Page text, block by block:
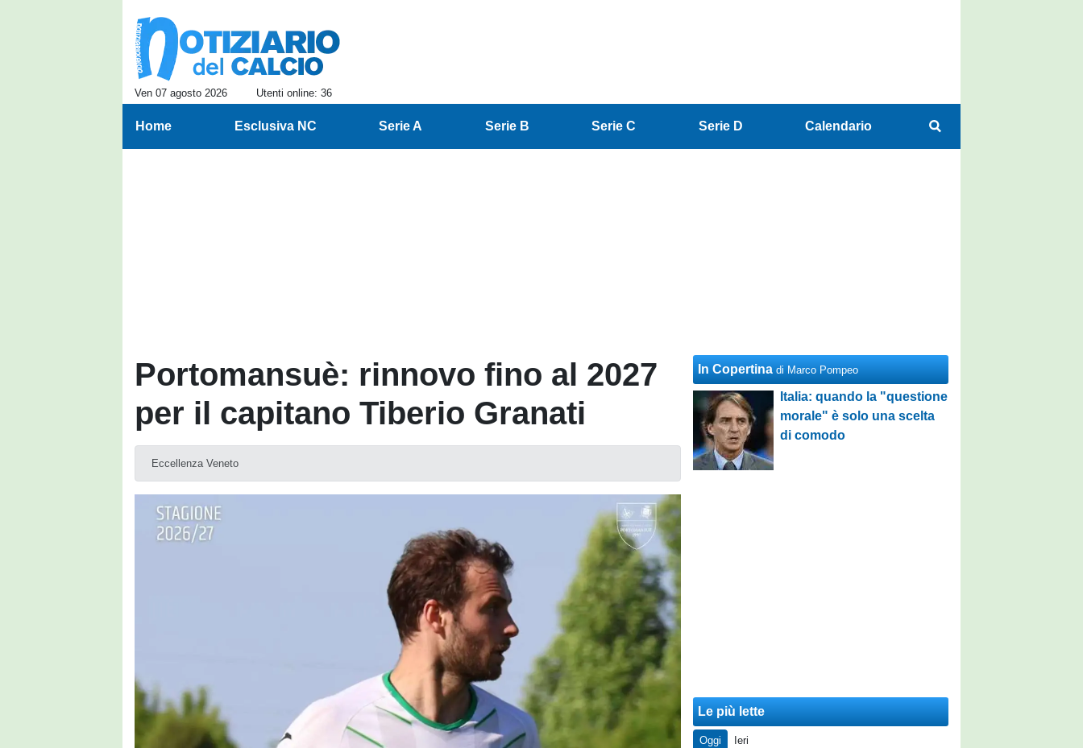
Ven 07 agosto 2026 Utenti online: 36
Home Esclusiva NC Serie A Serie B Serie C Serie D Calendario
Portomansuè: rinnovo fino al 2027
per il capitano Tiberio Granati
Eccellenza Veneto
In Copertina di Marco Pompeo
Italia: quando la "questione
morale" è solo una scelta
di comodo
Le più lette
Oggi Ieri